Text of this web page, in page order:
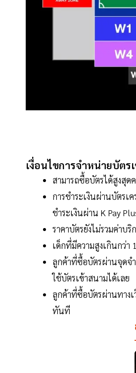
เงื่อนไขการจำหน่ายบัต
สามารถซื้อบัตรได้สูงสุด
การชำระเงินผ่านบัตรเ
ชำระเงินผ่าน K Pay
ราคาบัตรยังไม่รวมค่าบ
เด็กที่มีความสูงเกินกว่า
ลูกค้าที่ซื้อบัตรผ่านจุดจ
ใช้บัตรเข้าสนามได้เลย
ลูกค้าที่ซื้อบัตรผ่านทาง
ทันที